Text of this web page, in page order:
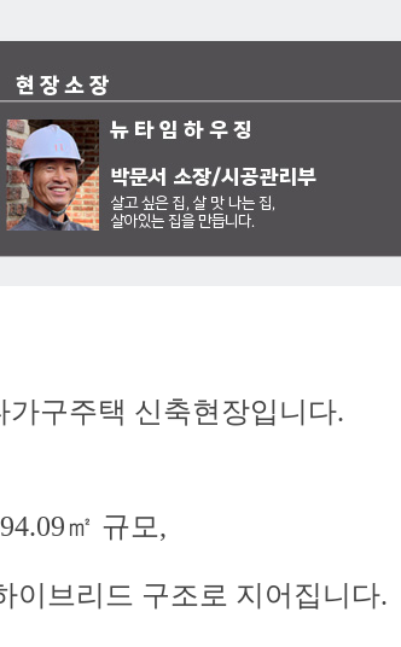
구주택 신축현장입니다.
㎡ 규모,
이브리드 구조로 지어집니다.